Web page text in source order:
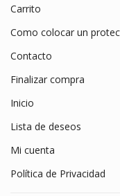
Carrito
Como colocar un
Contacto
Finalizar compra
Inicio
Lista de deseos
Mi cuenta
Política de Privacidad